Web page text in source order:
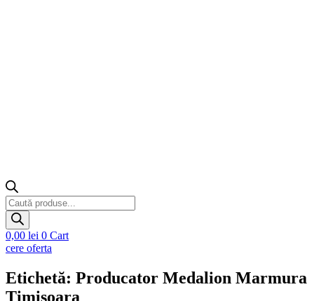
Products
search
0,00 lei 0 Cart
cere oferta
Etichetă: Producator Medalion Marmura
Timisoara